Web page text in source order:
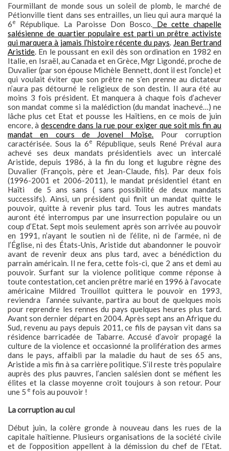
Fourmillant de monde sous un soleil de plomb, le marché de
Pétionville tient dans ses entrailles, un lieu qui aura marqué la
6e République. La Paroisse Don Bosco. De cette chapelle
salésienne de quartier populaire est parti un prêtre activiste
qui marquera à jamais l’histoire récente du pays. Jean Bertrand
Aristide. En le poussant en exil dès son ordination en 1982 en
Italie, en Israël, au Canada et en Grèce, Mgr Ligondé, proche de
Duvalier (par son épouse Michèle Bennett, dont il est l’oncle) et
qui voulait éviter que son prêtre ne s’en prenne au dictateur
n’aura pas détourné le religieux de son destin. Il aura été au
moins 3 fois président. Et manquera à chaque fois d’achever
son mandat comme si la malédiction (du mandat inachevé…) ne
lâche plus cet Etat et pousse les Haïtiens, en ce mois de juin
encore, àdescendre dans la rue pour exiger que soit mis fin au
mandat en cours de Jovenel Moïse. Pour corruption
caractérisée. Sous la 6e
République, seuls René Préval aura
achevé ses deux mandats présidentiels avec un intercalé
Aristide, depuis 1986, à la fin du long et lugubre règne des
Duvalier (François, père et Jean-Claude, fils). Par deux fois
(1996-2001 et 2006-2011), le mandat présidentiel étant en
Haïti de 5 ans sans ( sans possibilité de deux mandats
successifs). Ainsi, un président qui finit un mandat quitte le
pouvoir, quitte à revenir plus tard. Tous les autres mandats
auront été interrompus par une insurrection populaire ou un
coup d’Etat. Sept mois seulement après son arrivée au pouvoir
en 1991, n’ayant le soutien ni de l’élite, ni de l’armée, ni de
l’Église, ni des États-Unis, Aristide dut abandonner le pouvoir
avant de revenir deux ans plus tard, avec a bénédiction du
parrain américain. Il ne fera, cette fois-ci, que 2 ans et demi au
pouvoir. Surfant sur la violence politique comme réponse à
toute contestation, cet ancien prêtre marié en 1996 à l’avocate
américaine Mildred Trouillot quittera le pouvoir en 1993,
reviendra l’année suivante, partira au bout de quelques mois
pour reprendre les rennes du pays quelques heures plus tard.
Avant son dernier départ en 2004. Après sept ans an Afrique du
Sud, revenu au pays depuis 2011, ce fils de paysan vit dans sa
résidence barricadée de Tabarre. Accusé d’avoir propagé la
culture de la violence et occasionné la prolifération des armes
dans le pays, affaibli par la maladie du haut de ses 65 ans,
Aristide a mis fin à sa carrière politique. S’il reste très populaire
auprès des plus pauvres, l’ancien salésien dont se méfient les
élites et la classe moyenne croit toujours à son retour. Pour
une 5 e fois au pouvoir !
La corruption au cul
Début juin, la colère gronde à nouveau dans les rues de la
capitale haïtienne. Plusieurs organisations de la société civile
et de l’opposition appellent à la démission du chef de l’Etat.